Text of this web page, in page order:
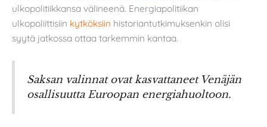
ulkopolitiikkansa välineenä. Energiapolitiikan
ulkopoliittisiin kytköksiin historiantutkimuksenkin olisi
syytä jatkossa ottaa tarkemmin kantaa.
Saksan valinnat ovat kasvattaneet Venäjän
osallisuutta Euroopan energiahuoltoon.